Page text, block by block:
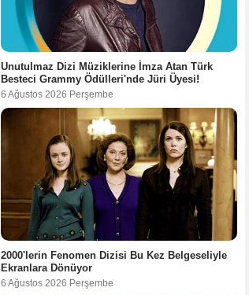
Unutulmaz Dizi Müziklerine İmza Atan Türk
Besteci Grammy Ödülleri'nde Jüri Üyesi!
6 Ağustos 2026 Perşembe
2000'lerin Fenomen Dizisi Bu Kez Belgeseliyle
Ekranlara Dönüyor
6 Ağustos 2026 Perşembe